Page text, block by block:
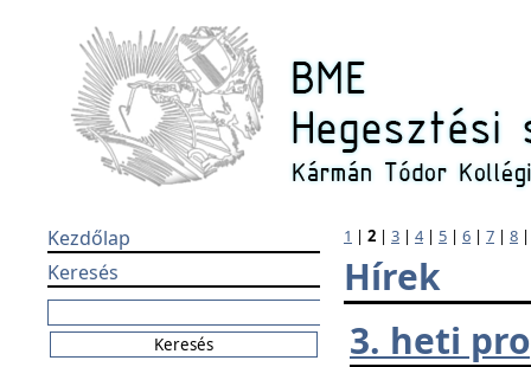
Kezdőlap
Keresés
1 | 2 | 3 | 4| 5 | 6 | 7 | 8
Hírek
3. heti